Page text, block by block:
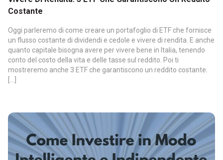
Costante
Oggi parleremo di come creare un portafoglio di ETF che fornisce
un flusso costante di dividendi e cedole e vivere di rendita. E anche
quanto capitale bisogna avere per vivere bene in Italia, tenendo
conto del costo della vita e delle tasse sul reddito. Poi ti
mostreremo anche 3 ETF che garantiscono un reddito costante.
[…]